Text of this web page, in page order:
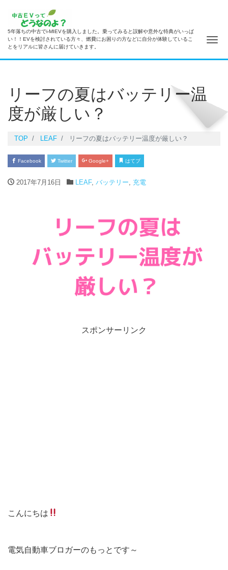
5年落ちの中古でi-MIEVを購入しました。乗ってみると誤解や意外な特典がいっぱ
い！！EVを検討されている方々、燃費にお困りの方などに自分が体験しているこ
とをリアルに皆さんに届けていきます。
ナ
リーフの夏はバッテリー温
度が厳しい？
TOP LEAF リーフの夏はバッテリー温度が厳しい？
Facebook Twitter Google+ はてブ
2017年7月16日 LEAF, バッテリー 充電
スポンサーリンク
こんにちは
電気自動車ブロガーのもっとです～